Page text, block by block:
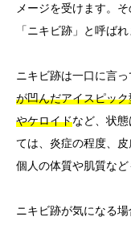
メージを受けます。
「ニキビ跡」と呼ばれ
ニキビ跡は一口に言っ
が凹んだアイスピッ
やケロイドなど、状
ては、炎症の程度、
個人の体質や肌質など
ニキビ跡が気になる